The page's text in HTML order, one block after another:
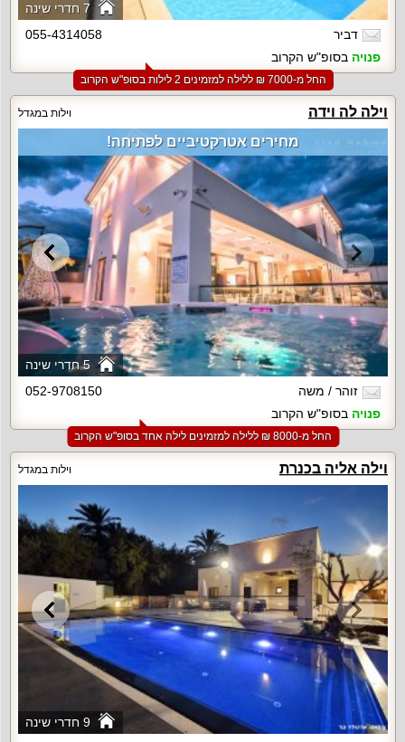
7 חדרי שינה
דביר
055-4314058
פנויה בסופ"ש הקרוב
החל מ-‏7000 ₪ ללילה למזמינים 2 לילות בסופ"ש הקרוב
וילה לה וידה וילות במגדל
5 חדרי שינה
מחירים אטרקטיביים לפתיחה!
זוהר / משה
052-9708150
פנויה בסופ"ש הקרוב
החל מ-‏8000 ₪ ללילה למזמינים לילה אחד בסופ"ש הקרוב
וילה אליה בכנרת וילות במגדל
9 חדרי שינה